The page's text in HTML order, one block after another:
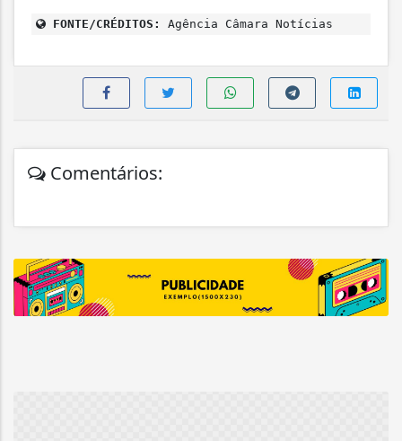
FONTE/CRÉDITOS: Agência Câmara Notícias
Comentários: